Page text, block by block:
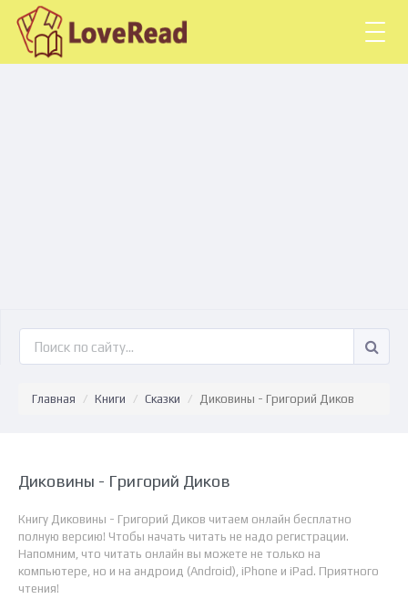
Главная Книги Сказки Диковины - Григорий Диков
Диковины - Григорий Диков
Книгу Диковины - Григорий Диков читаем онлайн бесплатно
полную версию! Чтобы начать читать не надо регистрации.
Напомним, что читать онлайн вы можете не только на
компьютере, но и на андроид (Android), iPhone и iPad. Приятного
чтения!